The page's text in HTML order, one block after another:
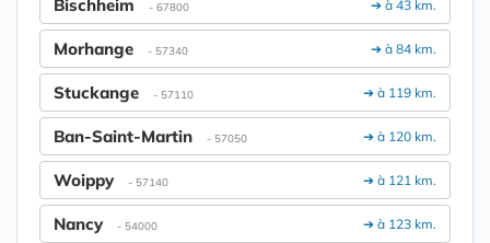
➔ à 43 km.
Bischheim - 67800
➔ à 84 km.
Morhange - 57340
➔ à 119 km.
Stuckange - 57110
➔ à 120 km.
Ban-Saint-Martin - 57050
➔ à 121 km.
Woippy - 57140
➔ à 123 km.
Nancy - 54000